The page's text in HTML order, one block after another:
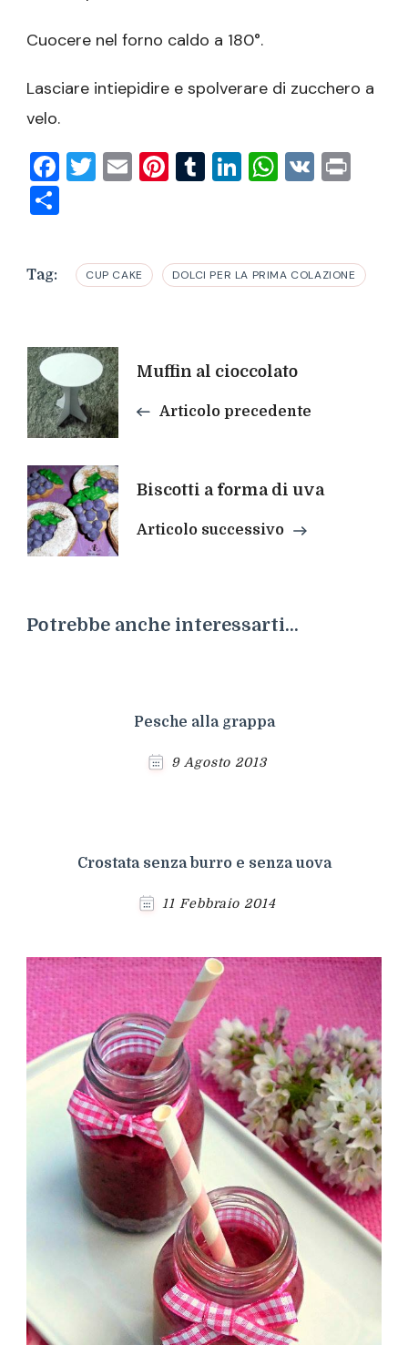
Cuocere nel forno caldo a 180°.
Lasciare intiepidire e spolverare di zucchero a
velo.
Facebook
Twitter
EmailPinterest
Tumblr
LinkedIn
VK
Tag: CUP CAKE DOLCI PER LA PRIMA COLAZIONE
Navigazione
articoli
Muffin al cioccolato
Articolo precedente
Biscotti a forma di uva
Articolo successivo
Potrebbe anche interessarti...
Pesche alla grappa
9 Agosto 2013
Crostata senza burro e senza uova
11 Febbraio 2014